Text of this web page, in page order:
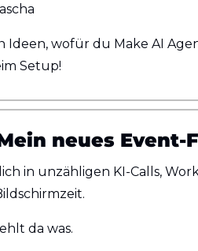
Ideen, wofür du Make AI
Setup!
neues Event-
in unzähligen KI-Calls,
da was.